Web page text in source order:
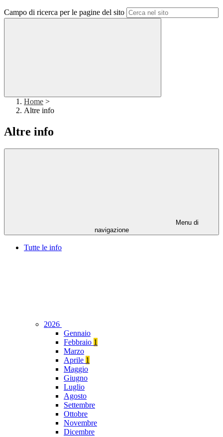
Campo di ricerca per le pagine del sito
Home >
Altre info
Altre info
Menu di
navigazione
Tutte le info
2026
Gennaio
Febbraio 1
Marzo
Aprile 1
Maggio
Giugno
Luglio
Agosto
Settembre
Ottobre
Novembre
Dicembre